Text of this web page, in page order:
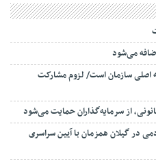
می‌شود
سازمان است/ لزوم مشارکت
از سرمایه‌گذاران حمایت می‌شود
در گیلان همزمان با آیین سراسری